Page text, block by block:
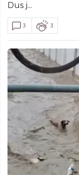
Dus j...
3 3